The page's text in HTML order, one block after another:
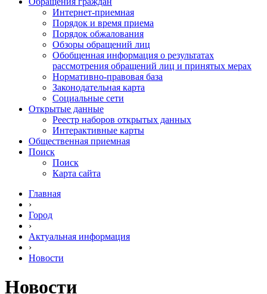
Интернет-приемная
Порядок и время приема
Порядок обжалования
Обзоры обращений лиц
Обобщенная информация о результатах
рассмотрения обращений лиц и принятых мерах
Нормативно-правовая база
Законодательная карта
Социальные сети
Открытые данные
Реестр наборов открытых данных
Интерактивные карты
Общественная приемная
Поиск
Поиск
Карта сайта
Главная
›
Город
›
Актуальная информация
›
Новости
Новости